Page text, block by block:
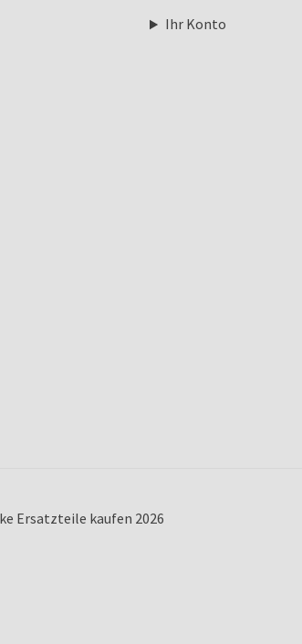
Ihr Konto
Ersatzteile kaufen 2026